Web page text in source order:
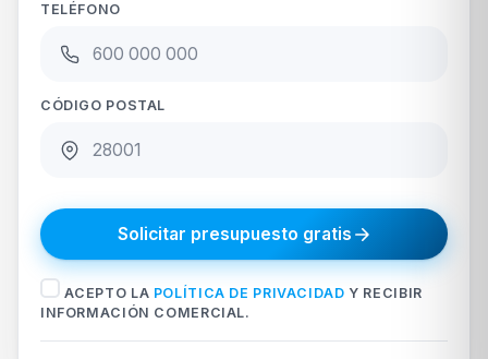
TELÉFONO
CÓDIGO POSTAL
Solicitar presupuesto gratis
ACEPTO LA POLÍTICA DE PRIVACIDAD Y RECIBIR
INFORMACIÓN COMERCIAL.